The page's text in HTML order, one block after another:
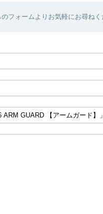
フォームよりお気軽にお尋ねく